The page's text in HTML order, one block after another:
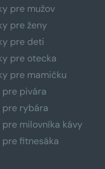
pre mužov
pre ženy
pre deti
pre otecka
pre mamičku
pre pivára
pre rybára
pre milovníka kávy
pre fitnesáka